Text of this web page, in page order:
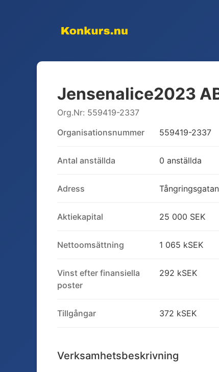
Jensenalice2023
Org.Nr: 559419-2337
Organisationsnummer
559419-2337
Antal anställda 0 anställda
Adress
Aktiekapital 25 000 SEK
Nettoomsättning 1 065 kSEK
Vinst efter finansiella
poster
292 kSEK
Tillgångar 372 kSEK
Verksamhetsbeskrivning